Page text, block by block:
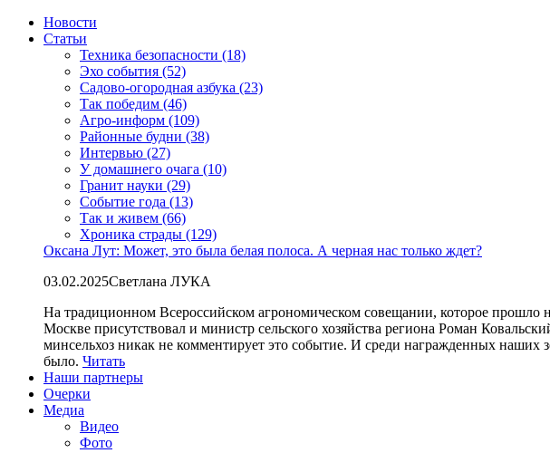
Новости
Статьи
Техника безопасности (18)
Эхо события (52)
Садово-огородная азбука (23)
Так победим (46)
Агро-информ (109)
Районные будни (38)
Интервью (27)
У домашнего очага (10)
Гранит науки (29)
Событие года (13)
Так и живем (66)
Хроника страды (129)
Оксана Лут: Может, это была белая полоса. А черная нас только ждет?
03.02.2025Светлана ЛУКА
На традиционном Всероссийском агрономическом совещании, которое прошло
Москве присутствовал и министр сельского хозяйства региона Роман
минсельхоз никак не комментирует это событие. И среди награжденных наших
было. Читать
Наши партнеры
Очерки
Медиа
Видео
Фото